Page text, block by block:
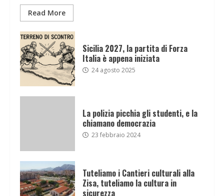
Read More
Sicilia 2027, la partita di Forza
Italia è appena iniziata
24 agosto 2025
La polizia picchia gli studenti, e la
chiamano democrazia
23 febbraio 2024
Tuteliamo i Cantieri culturali alla
Zisa, tuteliamo la cultura in
sicurezza